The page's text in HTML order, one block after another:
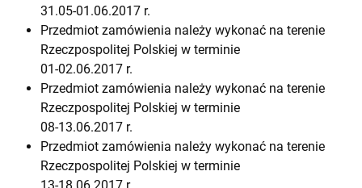
31.05-01.06.2017 r.
Przedmiot zamówienia należy wykonać na terenie
Rzeczpospolitej Polskiej w terminie
01-02.06.2017 r.
Przedmiot zamówienia należy wykonać na terenie
Rzeczpospolitej Polskiej w terminie
08-13.06.2017 r.
Przedmiot zamówienia należy wykonać na terenie
Rzeczpospolitej Polskiej w terminie